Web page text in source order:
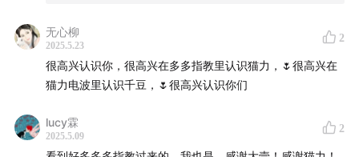
无心柳
2025.5.23
2
很高兴认识你，很高兴在多多指教里认识猫力，🌷很高兴在
猫力电波里认识千豆，🌷很高兴认识你们
lucy霖
2025.5.09
2